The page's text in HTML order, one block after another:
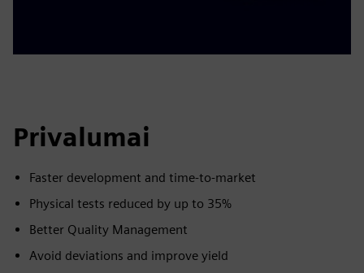
Privalumai
Faster development and ​time-to-market​
Physical tests reduced by up to 35%
Better Quality Management
Avoid deviations and improve yield​